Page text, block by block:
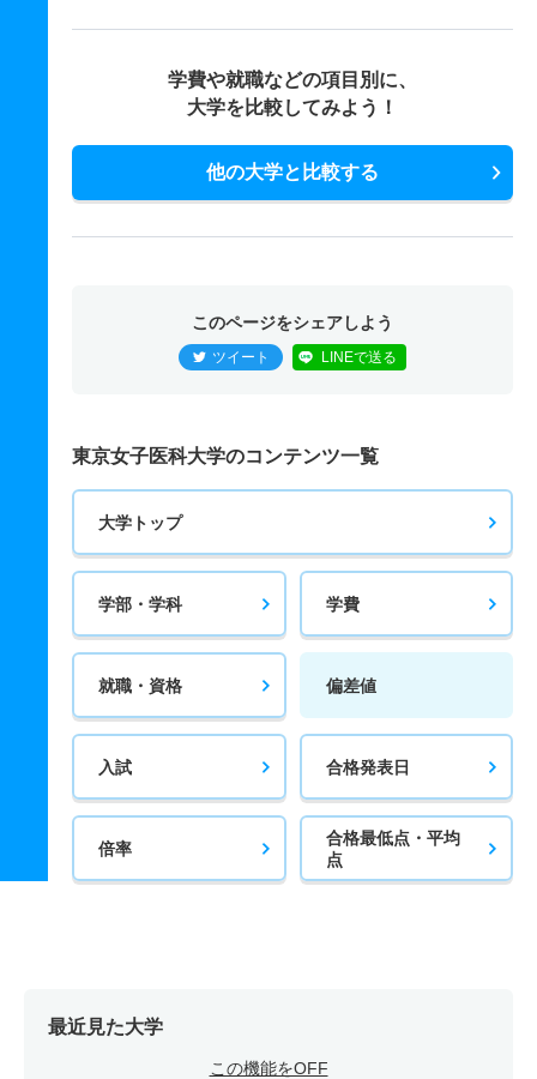
学費や就職などの項目別に、
大学を比較してみよう！
他の大学と比較する
このページをシェアしよう
ツイート LINEで送る
東京女子医科大学のコンテンツ一覧
大学トップ
学部・学科 学費
就職・資格 偏差値
入試 合格発表日
倍率
合格最低点・平均
点
最近見た大学
この機能をOFF